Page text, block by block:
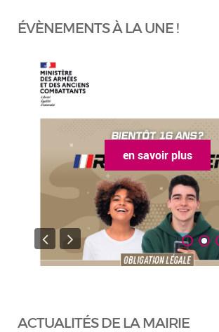
ÉVÈNEMENTS À LA UNE !
en savoir plus
ACTUALITÉS DE LA MAIRIE